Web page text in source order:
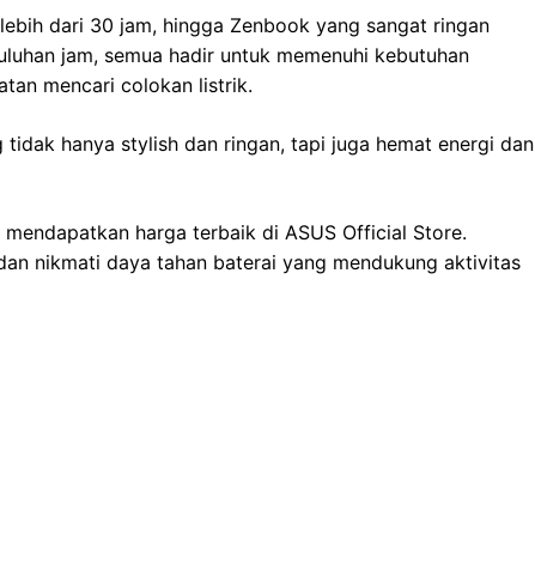
dari 30 jam, hingga Zenbook yang sangat ringan
jam, semua hadir untuk memenuhi kebutuhan
mencari colokan listrik.
tidak hanya stylish dan ringan, tapi juga hemat energi dan
harga terbaik di ASUS Official Store.
nikmati daya tahan baterai yang mendukung aktivitas